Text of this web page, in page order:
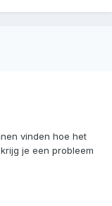
vinden hoe het
je een probleem